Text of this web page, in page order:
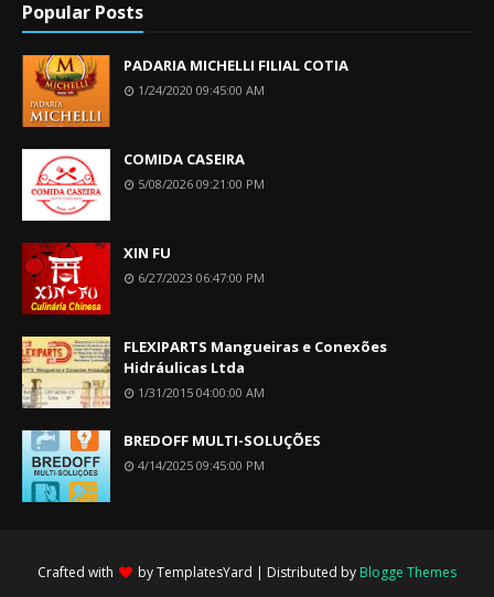
Popular Posts
PADARIA MICHELLI FILIAL COTIA
1/24/2020 09:45:00 AM
COMIDA CASEIRA
5/08/2026 09:21:00 PM
XIN FU
6/27/2023 06:47:00 PM
FLEXIPARTS Mangueiras e Conexões
Hidráulicas Ltda
1/31/2015 04:00:00 AM
BREDOFF MULTI-SOLUÇÕES
4/14/2025 09:45:00 PM
Crafted with byTemplatesYard | Distributed by Blogge Themes